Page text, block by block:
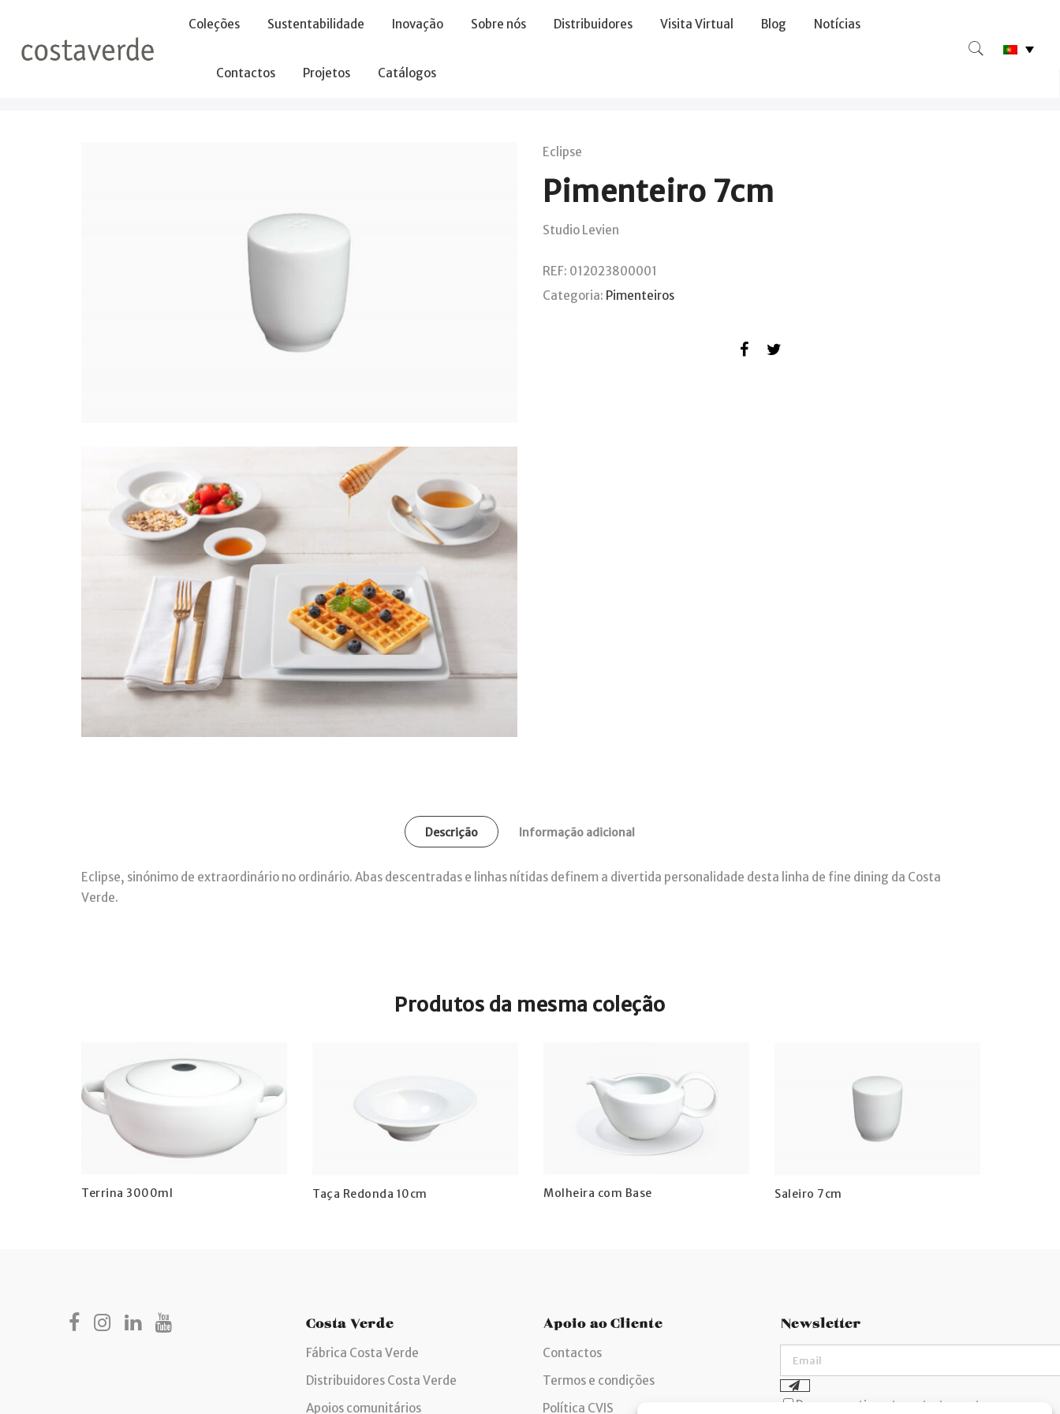
Coleções
Sustentabilidade Inovação Sobre nós Distribuidores Visita Virtual Blog Notícias
Contactos Projetos Catálogos
Eclipse
Pimenteiro 7cm
Studio Levien
REF: 012023800001
Categoria: Pimenteiros
Descrição Informação adicional
Eclipse, sinónimo de extraordinário no ordinário. Abas descentradas e linhas nítidas definem a divertida personalidade desta linha de fine dining da Costa
Verde.
Produtos da mesma coleção
Terrina 3000ml Taça Redonda 10cm Molheira com Base Saleiro 7cm
Costa Verde
Fábrica Costa Verde
Distribuidores Costa Verde
Apoios comunitários
Apoio ao Cliente
Contactos
Termos e condições
Política CVIS
Newsletter
Dou consentimento ao tratamento